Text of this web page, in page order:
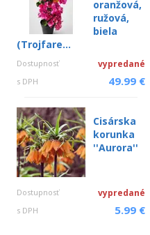
oranžová,
ružová,
biela
(Trojfare...
Dostupnosť vypredané
s DPH 49.99 €
Cisárska
korunka
''Aurora''
Dostupnosť vypredané
s DPH 5.99 €